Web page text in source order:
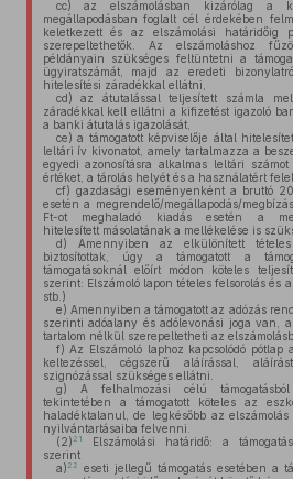
cc) az elszámolásban kizárólag a
megállapodásban foglalt cél érdekében
keletkezett és az elszámolási határidőig
szerepeltethetők. Az elszámoláshoz
példányain szükséges feltüntetni a
ügyiratszámát, majd az eredeti
hitelesítési záradékkal ellátni,
cd) az átutalással teljesített számla
záradékkal kell ellátni a kifizetést igazoló
a banki átutalás igazolását,
ce) a támogatott képviselője által
leltári ív kivonatot, amely tartalmazza a
egyedi azonosításra alkalmas leltári
értéket, a tárolás helyét és a használatért
cf) gazdasági eseményenként a bruttó
esetén a megrendelő/megállapodás/
Ft-ot meghaladó kiadás esetén a
hitelesített másolatának a mellékelése is
d) Amennyiben az elkülönített
biztosítottak, úgy a támogatott a
támogatásoknál előírt módon köteles
szerint: Elszámoló lapon tételes felsorolás és
stb.)
e) Amennyiben a támogatott az adózás
szerinti adóalany és adólevonási joga van,
tartalom nélkül szerepeltetheti az
f) Az Elszámoló laphoz kapcsolódó pótlap
keltezéssel, cégszerű aláírással,
szignózással szükséges ellátni.
g) A felhalmozási célú
tekintetében a támogatott köteles az
haladéktalanul, de legkésőbb az
nyilvántartásaiba felvenni.
(2) 21
Elszámolási határidő: a
szerint
a) 22
eseti jellegű támogatás esetében a